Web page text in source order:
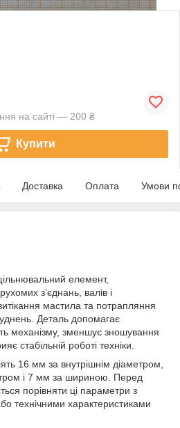
на сайті — 200 ₴
Купити
Доставка Оплата Умови
елемент,
з’єднань, валів і
мастила та потрапляння
Деталь допомагає
механізму, зменшує зношування
стабільній роботі техніки.
16 мм за внутрішнім діаметром,
і 7 мм за шириною. Перед
порівняти ці параметри з
технічними характеристиками